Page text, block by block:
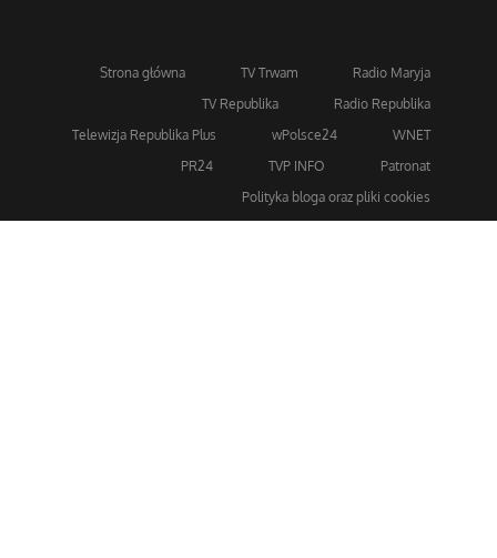
Strona główna TV Trwam
Radio Maryja
TV Republika
Radio Republika
Telewizja Republika Plus
wPolsce24
WNET
PR24
TVP INFO
Patronat
Polityka bloga oraz pliki cookies